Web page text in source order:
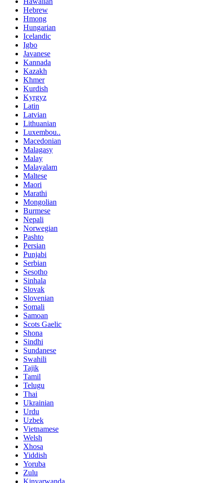
Hebrew
Hmong
Hungarian
Icelandic
Igbo
Javanese
Kannada
Kazakh
Khmer
Kurdish
Kyrgyz
Latin
Latvian
Lithuanian
Luxembou..
Macedonian
Malagasy
Malay
Malayalam
Maltese
Maori
Marathi
Mongolian
Burmese
Nepali
Norwegian
Pashto
Persian
Punjabi
Serbian
Sesotho
Sinhala
Slovak
Slovenian
Somali
Samoan
Scots Gaelic
Shona
Sindhi
Sundanese
Swahili
Tajik
Tamil
Telugu
Thai
Ukrainian
Urdu
Uzbek
Vietnamese
Welsh
Xhosa
Yiddish
Yoruba
Zulu
Kinyarwanda